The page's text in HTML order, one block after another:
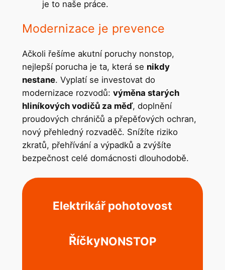
je to naše práce.
Modernizace je prevence
Ačkoli řešíme akutní poruchy nonstop,
nejlepší porucha je ta, která se nikdy
nestane. Vyplatí se investovat do
modernizace rozvodů: výměna starých
hliníkových vodičů za měď, doplnění
proudových chráničů a přepěťových ochran,
nový přehledný rozvaděč. Snížíte riziko
zkratů, přehřívání a výpadků a zvýšíte
bezpečnost celé domácnosti dlouhodobě.
Elektrikář pohotovost
ŘíčkyNONSTOP